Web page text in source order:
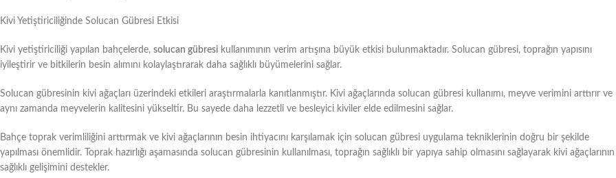
Kivi Yetiştiriciliğinde Solucan Gübresi Etkisi
Kivi yetiştiriciliği yapılan bahçelerde, solucan gübresi kullanımının verim artışına büyük etkisi bulunmaktadır. Solucan gübresi, toprağın yapısını
iyileştirir ve bitkilerin besin alımını kolaylaştırarak daha sağlıklı büyümelerini sağlar.
Solucan gübresinin kivi ağaçları üzerindeki etkileri araştırmalarla kanıtlanmıştır. Kivi ağaçlarında solucan gübresi kullanımı, meyve verimini arttırır ve
aynı zamanda meyvelerin kalitesini yükseltir. Bu sayede daha lezzetli ve besleyici kiviler elde edilmesini sağlar.
Bahçe toprak verimliliğini arttırmak ve kivi ağaçlarının besin ihtiyacını karşılamak için solucan gübresi uygulama tekniklerinin doğru bir şekilde
yapılması önemlidir. Toprak hazırlığı aşamasında solucan gübresinin kullanılması, toprağın sağlıklı bir yapıya sahip olmasını sağlayarak kivi ağaçlarının
sağlıklı gelişimini destekler.